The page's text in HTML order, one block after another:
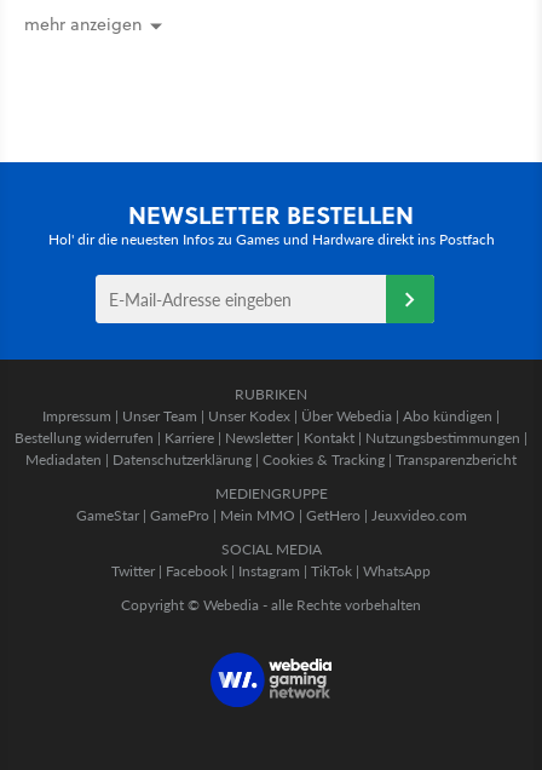
mehr anzeigen
NEWSLETTER BESTELLEN
Hol' dir die neuesten Infos zu Games und Hardware direkt ins Postfach
RUBRIKEN
Impressum | Unser Team | Unser Kodex | Über Webedia | Abo kündigen |
Bestellung widerrufen | Karriere | Newsletter | Kontakt | Nutzungsbestimmungen |
Mediadaten | Datenschutzerklärung | Cookies & Tracking | Transparenzbericht
MEDIENGRUPPE
GameStar| GamePro | Mein MMO | GetHero | Jeuxvideo.com
SOCIAL MEDIA
Twitter | Facebook | Instagram | TikTok | WhatsApp
Copyright © Webedia - alle Rechte vorbehalten